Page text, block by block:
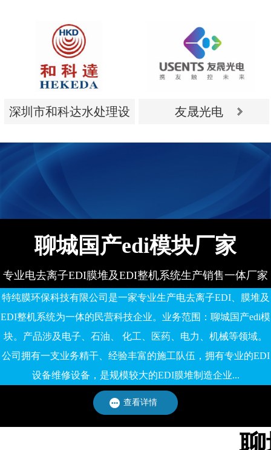
韩国LG
广州通标标准技术服务
有限公司
深圳市和科达水处理设
深圳市和科达水处理设
备有限公司
友晟光电
聊城国产edi模块厂家
专业电去离子EDI膜堆及EDI整机系统生产销售一体厂家
特纯膜环保科技有限公司是一家专业生产电去离子EDI、膜堆及
EDI整机系统为一体的民营科技企业。业务范围：聊城国产edi模
块。产品涉及电子、石油、 化工、医药、电力、机械等领域。
公司拥有一支业务精干、经验丰富的施工队伍，拥有专业的EDI
设备维修设备，是规模较大的EDI膜堆制造企业...
查看详情